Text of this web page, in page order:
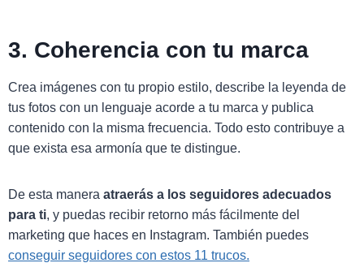
3. Coherencia con tu marca
Crea imágenes con tu propio estilo, describe la leyenda de
tus fotos con un lenguaje acorde a tu marca y publica
contenido con la misma frecuencia. Todo esto contribuye a
que exista esa armonía que te distingue.
De esta manera atraerás a los seguidores adecuados
para ti, y puedas recibir retorno más fácilmente del
marketing que haces en Instagram. También puedes
conseguir seguidores con estos 11 trucos.